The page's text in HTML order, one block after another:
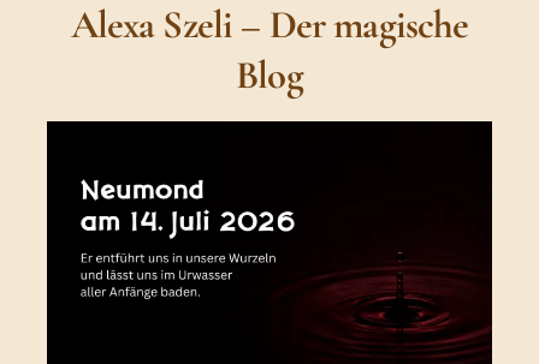
Alexa Szeli – Der magische
Blog